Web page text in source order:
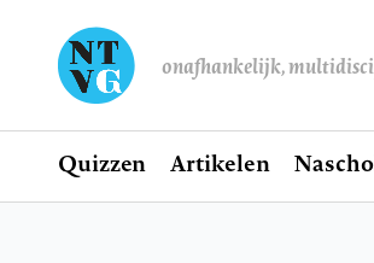
onafhankelijk,
Hoofdnavigatie
Home
Quizzen Artikelen